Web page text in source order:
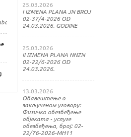
25.03.2026
I IZMENA PLANA JN BROJ
02-37/4-2026 OD
24.03.2026. GODINE
25.03.2026
II IZMENA PLANA NNZN
02-22/6-2026 OD
24.03.2026.
13.03.2026
Обавештење о
закљученом уговору:
Физичко обезбеђење
објеката - услуге
обезбеђења, број: 02-
22/76-2026-МН11